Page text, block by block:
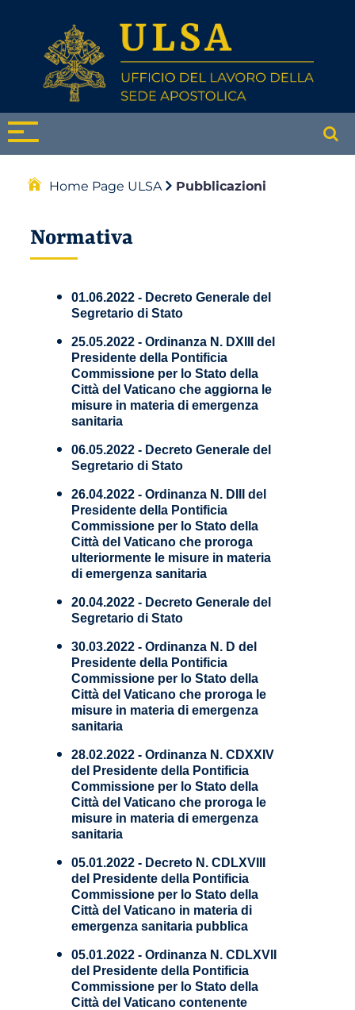
Home Page ULSA Pubblicazioni
Normativa
01.06.2022 - Decreto Generale del
Segretario di Stato
25.05.2022 - Ordinanza N. DXIII del
Presidente della Pontificia
Commissione per lo Stato della
Città del Vaticano che aggiorna le
misure in materia di emergenza
sanitaria
06.05.2022 - Decreto Generale del
Segretario di Stato
26.04.2022 - Ordinanza N. DIII del
Presidente della Pontificia
Commissione per lo Stato della
Città del Vaticano che proroga
ulteriormente le misure in materia
di emergenza sanitaria
20.04.2022 - Decreto Generale del
Segretario di Stato
30.03.2022 - Ordinanza N. D del
Presidente della Pontificia
Commissione per lo Stato della
Città del Vaticano che proroga le
misure in materia di emergenza
sanitaria
28.02.2022 - Ordinanza N. CDXXIV
del Presidente della Pontificia
Commissione per lo Stato della
Città del Vaticano che proroga le
misure in materia di emergenza
sanitaria
05.01.2022 - Decreto N. CDLXVIII
del Presidente della Pontificia
Commissione per lo Stato della
Città del Vaticano in materia di
emergenza sanitaria pubblica
05.01.2022 - Ordinanza N. CDLXVII
del Presidente della Pontificia
Commissione per lo Stato della
Città del Vaticano contenente